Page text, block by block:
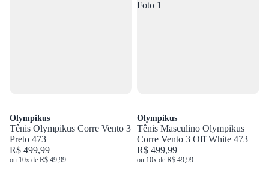
Olympikus
Tênis Olympikus Corre Vento 3
Preto 473
R$ 499,99
ou 10x de R$ 49,99
Olympikus
Tênis Masculino Olympikus
Corre Vento 3 Off White 473
R$ 499,99
ou 10x de R$ 49,99